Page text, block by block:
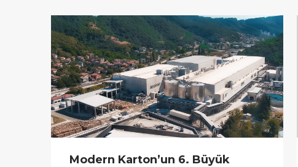
Modern Karton’un 6. Büyük